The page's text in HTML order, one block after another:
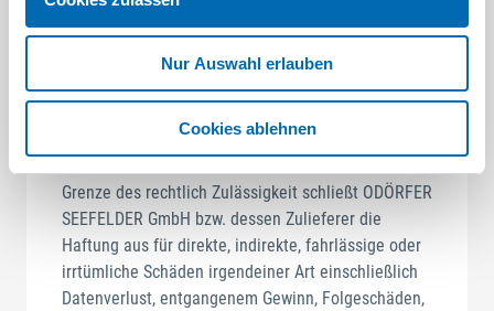
Nur Auswahl erlauben
Cookies ablehnen
ODÖRFER SEEFELDER GmbH bzw. dessen Zulieferer
schließen hiermit alle Gewährleistungsansprüche
und Bezug auf Zusagen für diese Informationen,
Produkte, Dienstleistungen und Grafiken
Handelsbedingungen, Einsatzfähigkeit für
Grenze des rechtlich Zulässigkeit schließt ODÖRFER
SEEFELDER GmbH bzw. dessen Zulieferer die
Haftung aus für direkte, indirekte, fahrlässige oder
irrtümliche Schäden irgendeiner Art einschließlich
Datenverlust, entgangenem Gewinn, Folgeschäden,